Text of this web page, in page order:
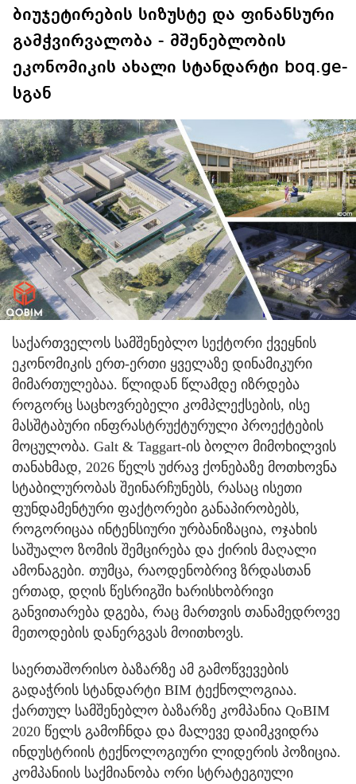
ბიუჯეტირების სიზუსტე და ფინანსური
გამჭვირვალობა - მშენებლობის
ეკონომიკის ახალი სტანდარტი boq.ge-
სგან
საქართველოს სამშენებლო სექტორი ქვეყნის
ეკონომიკის ერთ-ერთი ყველაზე დინამიკური
მიმართულებაა. წლიდან წლამდე იზრდება
როგორც საცხოვრებელი კომპლექსების, ისე
მასშტაბური ინფრასტრუქტურული პროექტების
მოცულობა. Galt & Taggart-ის ბოლო მიმოხილვის
თანახმად, 2026 წელს უძრავ ქონებაზე მოთხოვნა
სტაბილურობას შეინარჩუნებს, რასაც ისეთი
ფუნდამენტური ფაქტორები განაპირობებს,
როგორიცაა ინტენსიური ურბანიზაცია, ოჯახის
საშუალო ზომის შემცირება და ქირის მაღალი
ამონაგები. თუმცა, რაოდენობრივ ზრდასთან
ერთად, დღის წესრიგში ხარისხობრივი
განვითარება დგება, რაც მართვის თანამედროვე
მეთოდების დანერგვას მოითხოვს.
საერთაშორისო ბაზარზე ამ გამოწვევების
გადაჭრის სტანდარტი BIM ტექნოლოგიაა.
ქართულ სამშენებლო ბაზარზე კომპანია QoBIM
2020 წელს გამოჩნდა და მალევე დაიმკვიდრა
ინდუსტრიის ტექნოლოგიური ლიდერის პოზიცია.
კომპანიის საქმიანობა ორი სტრატეგიული